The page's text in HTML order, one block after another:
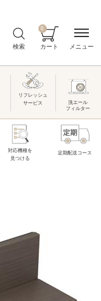
検索 カート
0
リフレッシュ
サービス
洗エール
フィルター
対応機種を
見つける
定期配送コース
メニュー